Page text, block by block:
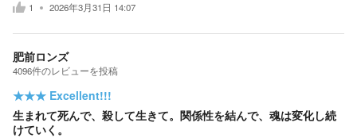
1 2026年3月31日 14:07
肥前ロンズ
4096件のレビューを投稿
★★★ Excellent!!!
生まれて死んで、殺して生きて。関係性を結んで、魂は変化し続
けていく。